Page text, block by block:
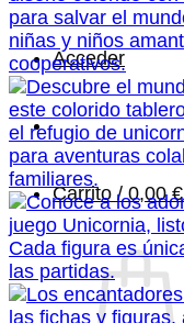
Acceder
Carrito /0,00€